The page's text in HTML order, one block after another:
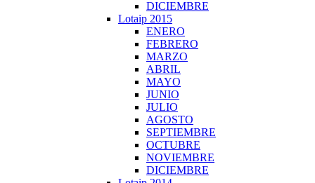
DICIEMBRE
Lotaip 2015
ENERO
FEBRERO
MARZO
ABRIL
MAYO
JUNIO
JULIO
AGOSTO
SEPTIEMBRE
OCTUBRE
NOVIEMBRE
DICIEMBRE